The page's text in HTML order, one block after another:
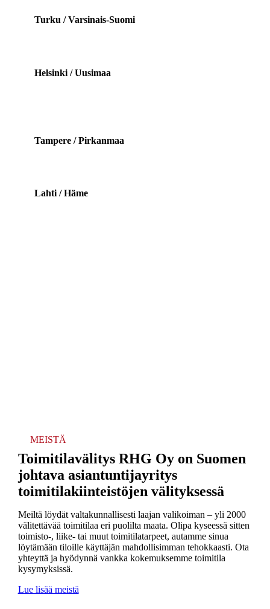
Turku / Varsinais-Suomi
Helsinki / Uusimaa
Tampere / Pirkanmaa
Lahti / Häme
MEISTÄ
Toimitilavälitys RHG Oy on Suomen
johtava asiantuntijayritys
toimitilakiinteistöjen välityksessä
Meiltä löydät valtakunnallisesti laajan valikoiman – yli 2000
välitettävää toimitilaa eri puolilta maata. Olipa kyseessä sitten
toimisto-, liike- tai muut toimitilatarpeet, autamme sinua
löytämään tiloille käyttäjän mahdollisimman tehokkaasti. Ota
yhteyttä ja hyödynnä vankka kokemuksemme toimitila
kysymyksissä.
Lue lisää meistä